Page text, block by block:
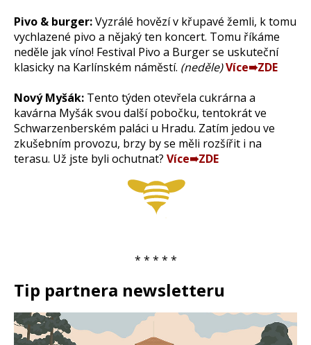
Pivo & burger:Vyzrálé hovězí v křupavé žemli, k tomu
vychlazené pivo a nějaký ten koncert. Tomu říkáme
neděle jak víno! Festival Pivo a Burger se uskuteční
klasicky na Karlínském náměstí. (neděle)Více➠ZDE
Nový Myšák: Tento týden otevřela cukrárna a
kavárna Myšák svou další pobočku, tentokrát ve
Schwarzenberském paláci u Hradu. Zatím jedou ve
zkušebním provozu, brzy by se měli rozšířit i na
terasu. Už jste byli ochutnat? Více➠ZDE
* * * * *
Tip partnera newsletteru